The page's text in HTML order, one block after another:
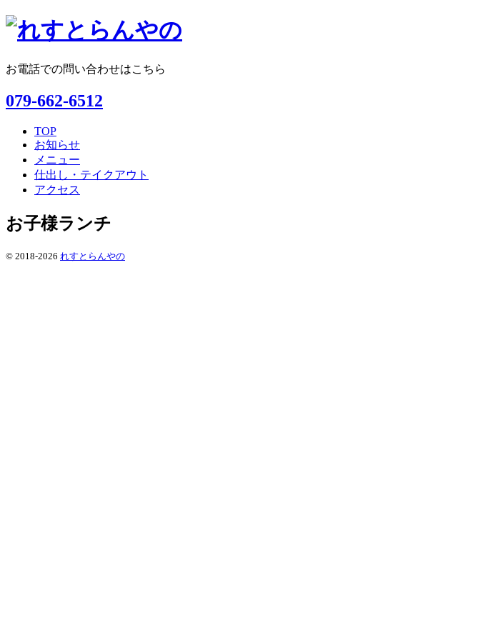
お電話での問い合わせはこちら
079-662-6512
TOP
お知らせ
メニュー
仕出し・テイクアウト
アクセス
お子様ランチ
© 2018-2026 れすとらんやの